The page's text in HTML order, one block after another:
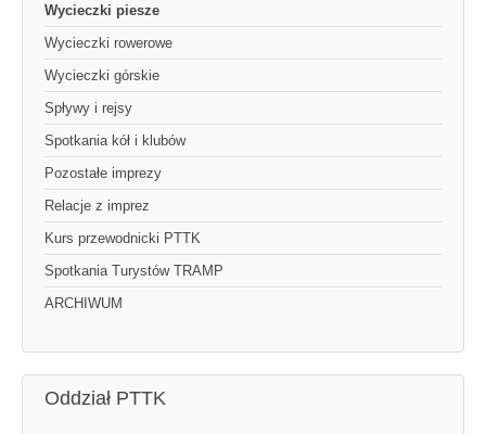
Wycieczki piesze
Wycieczki rowerowe
Wycieczki górskie
Spływy i rejsy
Spotkania kół i klubów
Pozostałe imprezy
Relacje z imprez
Kurs przewodnicki PTTK
Spotkania Turystów TRAMP
ARCHIWUM
Oddział PTTK